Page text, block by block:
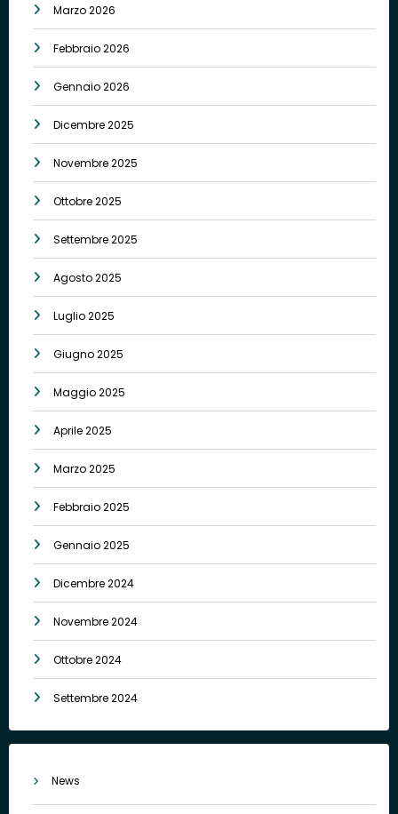
Marzo 2026
Febbraio 2026
Gennaio 2026
Dicembre 2025
Novembre 2025
Ottobre 2025
Settembre 2025
Agosto 2025
Luglio 2025
Giugno 2025
Maggio 2025
Aprile 2025
Marzo 2025
Febbraio 2025
Gennaio 2025
Dicembre 2024
Novembre 2024
Ottobre 2024
Settembre 2024
News